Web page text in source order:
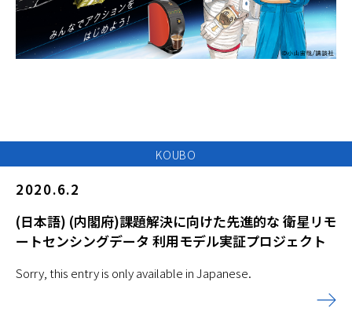
KOUBO
2020.6.2
(日本語) (内閣府)課題解決に向けた先進的な 衛星リモ
ートセンシングデータ 利用モデル実証プロジェクト
Sorry, this entry is only available in Japanese.